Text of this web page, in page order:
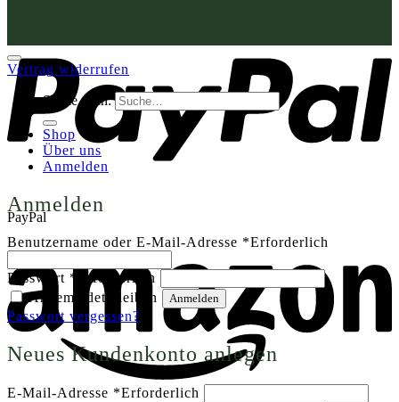
PayPal
Vertrag widerrufen
Suche nach:
Shop
Über uns
Anmelden
Anmelden
Benutzername oder E-Mail-Adresse *Erforderlich
Passwort *
Erforderlich
Angemeldet bleiben
Anmelden
Passwort vergessen?
Neues Kundenkonto anlegen
E-Mail-Adresse *Erforderlich